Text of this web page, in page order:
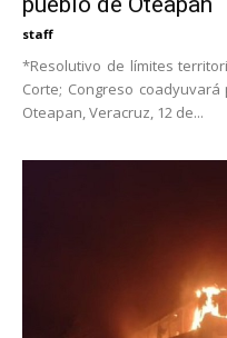
staff
*Resolutivo de límites
Corte; Congreso
Oteapan, Veracruz, 12 de...